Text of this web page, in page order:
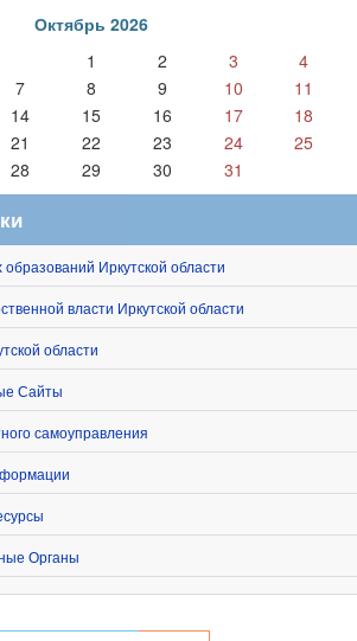
Октябрь 2026
1
2 3
4
7 8 9 10
11
14 15 16 17
18
21 22 23 24
25
28 29 30 31
Иркутской области
власти Иркутской области
области
Сайты
самоуправления
Органы